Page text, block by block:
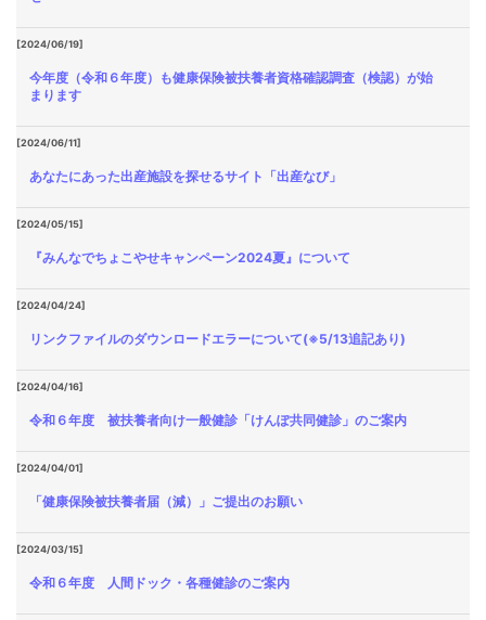
[2024/06/19]
今年度（令和６年度）も健康保険被扶養者資格確認調査（検認）が始
まります
[2024/06/11]
あなたにあった出産施設を探せるサイト「出産なび」
[2024/05/15]
『みんなでちょこやせキャンペーン2024夏』について
[2024/04/24]
リンクファイルのダウンロードエラーについて(※5/13追記あり)
[2024/04/16]
令和６年度 被扶養者向け一般健診「けんぽ共同健診」のご案内
[2024/04/01]
「健康保険被扶養者届（減）」ご提出のお願い
[2024/03/15]
令和６年度 人間ドック・各種健診のご案内